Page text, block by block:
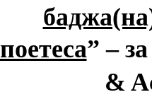
поетеса” –
&